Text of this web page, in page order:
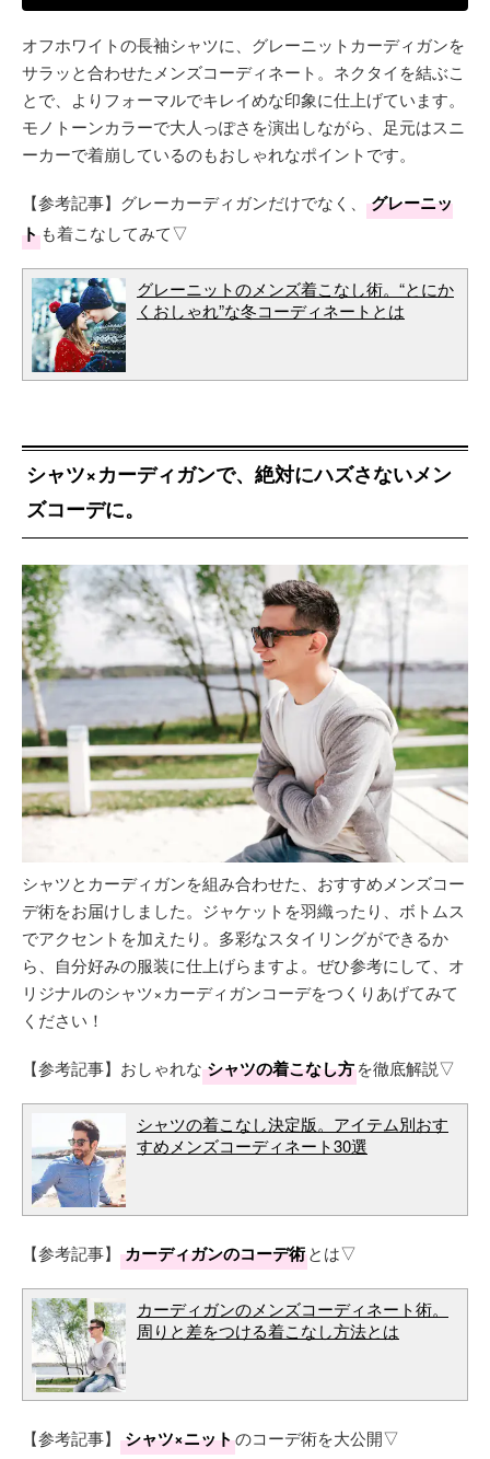
オフホワイトの長袖シャツに、グレーニットカーディガンを
サラッと合わせたメンズコーディネート。ネクタイを結ぶこ
とで、よりフォーマルでキレイめな印象に仕上げています。
モノトーンカラーで大人っぽさを演出しながら、足元はスニ
ーカーで着崩しているのもおしゃれなポイントです。
【参考記事】グレーカーディガンだけでなく、
グレーニッ
ト も着こなしてみて▽
グレーニットのメンズ着こなし術。“とにか
くおしゃれ”な冬コーディネートとは
シャツ×カーディガンで、絶対にハズさないメン
ズコーデに。
シャツとカーディガンを組み合わせた、おすすめメンズコー
デ術をお届けしました。ジャケットを羽織ったり、ボトムス
でアクセントを加えたり。多彩なスタイリングができるか
ら、自分好みの服装に仕上げらますよ。ぜひ参考にして、オ
リジナルのシャツ×カーディガンコーデをつくりあげてみて
ください！
【参考記事】おしゃれな シャツの着こなし方を徹底解説▽
シャツの着こなし決定版。アイテム別おす
すめメンズコーディネート30選
【参考記事】 カーディガンのコーデ術とは▽
カーディガンのメンズコーディネート術。
周りと差をつける着こなし方法とは
【参考記事】 シャツ×ニットのコーデ術を大公開▽